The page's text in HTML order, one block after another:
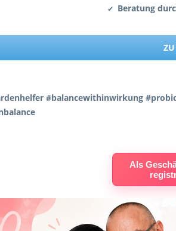
✔ Beratung
#balancewithinwirkung
Als